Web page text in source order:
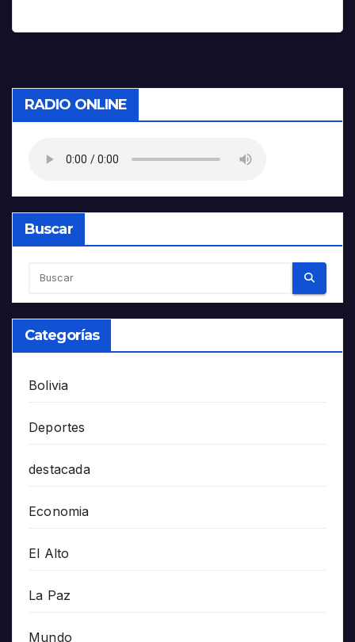
RADIO ONLINE
Buscar
Categorías
Bolivia
Deportes
destacada
Economia
El Alto
La Paz
Mundo